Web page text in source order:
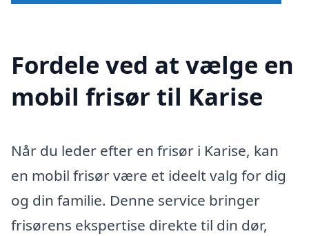
Fordele ved at vælge en
mobil frisør til Karise
Når du leder efter en frisør i Karise, kan
en mobil frisør være et ideelt valg for dig
og din familie. Denne service bringer
frisørens ekspertise direkte til din dør,